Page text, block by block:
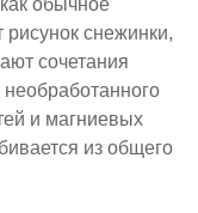
обычное
рисунок снежинки,
сочетания
и магниевых
из общего